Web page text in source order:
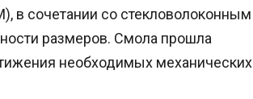
в сочетании со стекловолоконным
размеров. Смола прошла
необходимых механических